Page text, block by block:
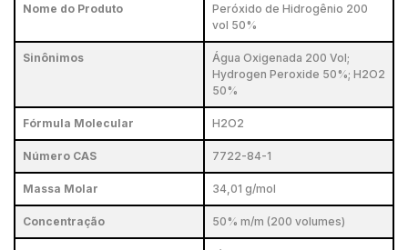
Nome do Produto
Peróxido de Hidrogênio 200
vol 50%
Sinônimos
Água Oxigenada 200 Vol;
Hydrogen Peroxide 50%; H2O2
50%
Fórmula Molecular H2O2
Número CAS 7722-84-1
Massa Molar 34,01 g/mol
Concentração 50% m/m (200 volumes)